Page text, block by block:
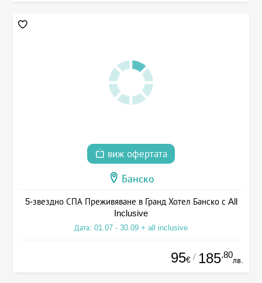
виж офертата
Банско
5-звездно СПА Преживяване в Гранд Хотел Банско с All
Inclusive
Дата: 01.07 - 30.09 + all inclusive
95€ / 185.80
лв.